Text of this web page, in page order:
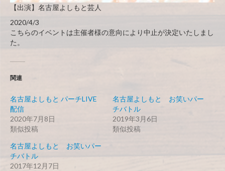
【出演】名古屋よしもと芸人
2020/4/3
こちらのイベントは主催者様の意向により中止が決定いたしまし
た。
関連
名古屋よしもと パーチLIVE
配信
2020年7月8日
類似投稿
名古屋よしもと お笑いパー
チバトル
2019年3月6日
類似投稿
名古屋よしもと お笑いパー
チバトル
2017年12月7日